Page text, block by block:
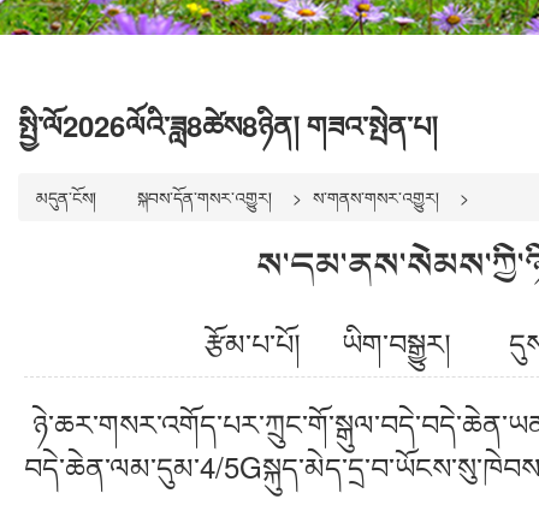
སྤྱི་ལོ2026ལོའི་ཟླ8ཚེས8ཉིན། གཟའ་སྤེན་པ།
མདུན་ངོས། སྐབས་དོན་གསར་འགྱུར། ས་གནས་གསར་འགྱུར།
རྩོམ་པ་པོ། ཡིག་བསྒྱུར།
བདེ་ཆེན་ལམ་དུམ་4/